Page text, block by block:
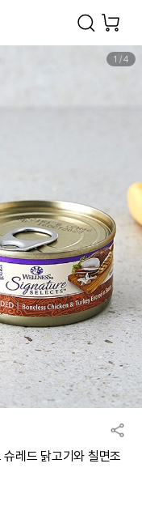
1 /4
레드 닭고기와 칠면조